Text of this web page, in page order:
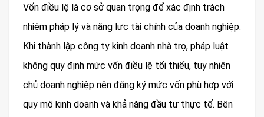
Vốn điều lệ là cơ sở quan trọng để xác định trách
nhiệm pháp lý và năng lực tài chính của doanh nghiệp.
Khi thành lập công ty kinh doanh nhà trọ, pháp luật
không quy định mức vốn điều lệ tối thiểu, tuy nhiên
chủ doanh nghiệp nên đăng ký mức vốn phù hợp với
quy mô kinh doanh và khả năng đầu tư thực tế. Bên